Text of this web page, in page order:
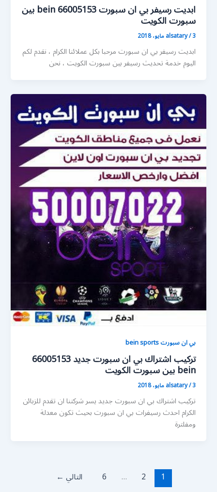
ابديت رسيفر بي ان سبورت 66005153 bein بين
سبورت الكويت
alsatary/3 مايو، 2018
ابديت رسيفر بي ان سبورت مرحبا بكل عملائنا الكرام ، نقدم لكم
اليوم خدمة تحديث رسيفر بين سبورت الكويت ، نحن
بي ان سبورت bein sports
تركيب اشتراك بي ان سبورت جديد 66005153
bein بين سبورت الكويت
alsatary/3 مايو، 2018
تركيب اشتراك بي ان سبورت جديد يسر شركتنا ان تقدم للزبائن
الكرام احدث رسيفرات بي ان سبورت بحيث تكون معدلة
ومفلترة
1
2
…
6 التالي ←